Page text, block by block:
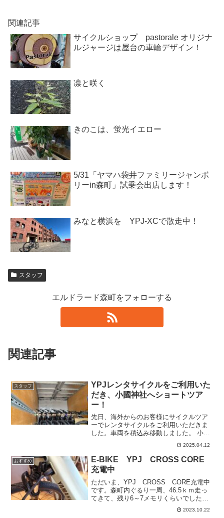
関連記事
サイクルショップ pastorale オリジナ
ルジャージは屋台の車輪デザイン！
凛と咲く
きのこは、蛍光イエロー
5/31「ヤマハ袋井ファミリージャンボ
リーin森町」試乗会出店します！
みなと横浜を YPJ-XCで散走中！
スタッフ
エルドラード森町をフォローする
関連記事
スタッフ
YPJレンタサイクルをご利用いた
だき、小國神社へショートツア
ー！
先日、海外からのお客様にサイクルツア
ーでレンタサイクルをご利用いただきま
した。車両を積込み移動しました。 小國
神社までのショートトリップツアーでし
たが、みなさんとても楽しんでおられま
した。
2025.04.12
おすすめ
E-BIKE YPJ CROSS CORE
充電中
ただいま、YPJ CROSS CORE充電中
です。森町内ぐるり一周、46.5ｋｍ走っ
てきて、残り6～7メモリくらいでした。
南部の平地はオートモード、北部の山道
でハイモードで走りました。体力無い私
2023.10.22